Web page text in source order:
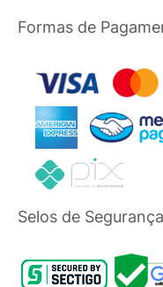
Formas de
Selos de